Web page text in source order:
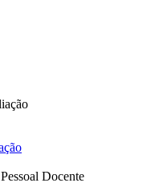
Docente